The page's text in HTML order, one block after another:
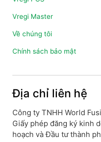
Vregi Master
Về chúng tôi
Chính sách bảo mật
Địa chỉ liên hệ
Công ty TNHH World
Giấy phép đăng ký kinh
hoạch và Đầu tư thành